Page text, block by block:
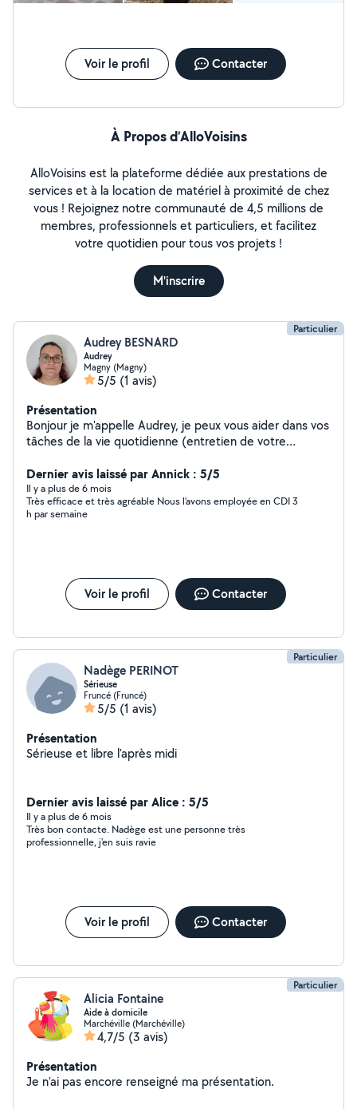
Voir le profil Contacter
À Propos d’AlloVoisins
AlloVoisins est la plateforme dédiée aux prestations de
services et à la location de matériel à proximité de chez
vous ! Rejoignez notre communauté de 4,5 millions de
membres, professionnels et particuliers, et facilitez
votre quotidien pour tous vos projets !
M'inscrire
Particulier
Audrey BESNARD
Audrey
Magny (Magny)
5/5 (1 avis)
Présentation
Bonjour je m'appelle Audrey, je peux vous aider dans vos
tâches de la vie quotidienne (entretien de votre
courses...).Je peux également m'occuper de vos
enfants. Je suis titulaire du permis et véhiculée
Dernier avis laissé par Annick : 5/5
Il y a plus de 6 mois
Très efficace et très agréable Nous l'avons employée en CDI 3
h par semaine
Voir le profil Contacter
Particulier
Nadège PERINOT
Sérieuse
Fruncé (Fruncé)
5/5 (1 avis)
Présentation
Sérieuse et libre l'après midi
Dernier avis laissé par Alice : 5/5
Il y a plus de 6 mois
Très bon contacte. Nadège est une personne très
professionnelle, j'en suis ravie
Voir le profil Contacter
Particulier
Alicia Fontaine
Aide à domicile
Marchéville (Marchéville)
4,7/5 (3 avis)
Présentation
Je n'ai pas encore renseigné ma présentation.